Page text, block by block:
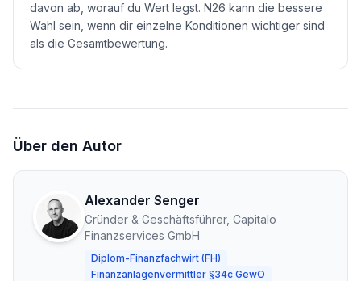
davon ab, worauf du Wert legst. N26 kann die bessere
Wahl sein, wenn dir einzelne Konditionen wichtiger sind
als die Gesamtbewertung.
Über den Autor
Alexander Senger
Gründer & Geschäftsführer, Capitalo
Finanzservices GmbH
Diplom-Finanzfachwirt (FH)
Finanzanlagenvermittler §34c GewO